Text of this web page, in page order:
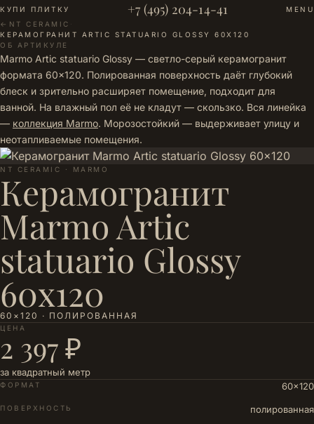
КУПИ ПЛИТКУ +7 (495) 204-14-41
MENU
← NT CERAMIC ·
КЕРАМОГРАНИТ ARTIC STATUARIO GLOSSY 60X120
ОБ АРТИКУЛЕ
Marmo Artic statuario Glossy — светло-серый керамогранит
формата 60×120. Полированная поверхность даёт глубокий
блеск и зрительно расширяет помещение, подходит для
ванной. На влажный пол её не кладут — скользко. Вся линейка
— коллекция Marmo. Морозостойкий — выдерживает улицу и
неотапливаемые помещения.
NT CERAMIC · MARMO
Керамогранит
Marmo Artic
statuario Glossy
60x120
60×120 · ПОЛИРОВАННАЯ
ЦЕНА
2 397 ₽
за квадратный метр
ФОРМАТ 60×120
ПОВЕРХНОСТЬ полированная